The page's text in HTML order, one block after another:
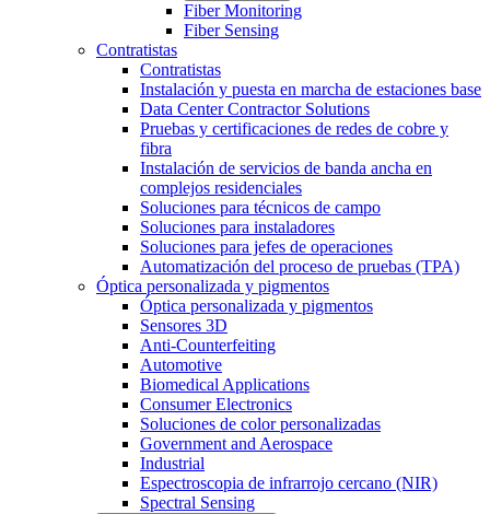
Fiber Monitoring
Fiber Sensing
Contratistas
Contratistas
Instalación y puesta en marcha de estaciones base
Data Center Contractor Solutions
Pruebas y certificaciones de redes de cobre y
fibra
Instalación de servicios de banda ancha en
complejos residenciales
Soluciones para técnicos de campo
Soluciones para instaladores
Soluciones para jefes de operaciones
Automatización del proceso de pruebas (TPA)
Óptica personalizada y pigmentos
Óptica personalizada y pigmentos
Sensores 3D
Anti-Counterfeiting
Automotive
Biomedical Applications
Consumer Electronics
Soluciones de color personalizadas
Government and Aerospace
Industrial
Espectroscopia de infrarrojo cercano (NIR)
Spectral Sensing